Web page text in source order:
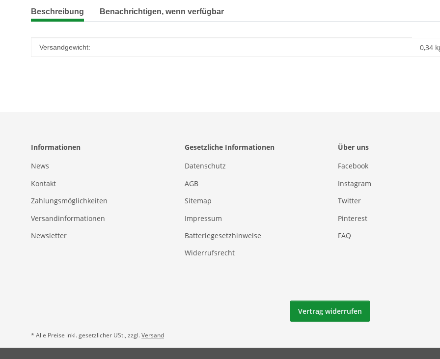
weitere Registerkarten anzeigen
Beschreibung Benachrichtigen, wenn verfügbar
Produkteigenschaft
Wert
Versandgewicht: 0,34
Informationen
News
Kontakt
Zahlungsmöglichkeiten
Versandinformationen
Newsletter
Gesetzliche Informationen
Datenschutz
AGB
Sitemap
Impressum
Batteriegesetzhinweise
Widerrufsrecht
Über uns
Facebook
Instagram
Twitter
Pinterest
FAQ
Vertrag widerrufen
* Alle Preise inkl. gesetzlicher USt., zzgl.Versand